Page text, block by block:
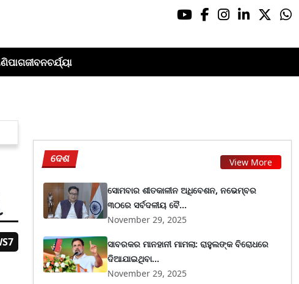
ଜୀବନଚର୍ଯ୍ୟା
ଦେଶ View More
ସୋମବାର ଶୀତକାଳୀନ ଅଧିବେଶନ, ନଭେମ୍ବର
୩୦ରେ ସର୍ବଦଳୀୟ ବୈ...
November 29, 2025
ସାବରକର ମାନହାନୀ ମାମଲା: ରାହୁଲଙ୍କ ବିରୋଧରେ
ଦିଆଯାଇଥିବା...
November 29, 2025